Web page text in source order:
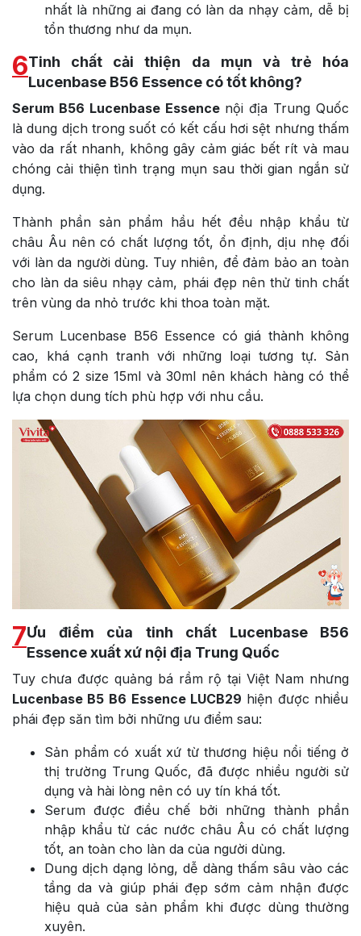
nhất là những ai đang có làn da nhạy cảm, dễ bị
tổn thương như da mụn.
6Tinh chất cải thiện da mụn và trẻ hóa
Lucenbase B56 Essence có tốt không?
Serum B56 Lucenbase Essencenội địa Trung Quốc
là dung dịch trong suốt có kết cấu hơi sệt nhưng thấm
vào da rất nhanh, không gây cảm giác bết rít và mau
chóng cải thiện tình trạng mụn sau thời gian ngắn sử
dụng.
Thành phần sản phẩm hầu hết đều nhập khẩu từ
châu Âu nên có chất lượng tốt, ổn định, dịu nhẹ đối
với làn da người dùng. Tuy nhiên, để đảm bảo an toàn
cho làn da siêu nhạy cảm, phái đẹp nên thử tinh chất
trên vùng da nhỏ trước khi thoa toàn mặt.
Serum Lucenbase B56 Essence có giá thành không
cao, khá cạnh tranh với những loại tương tự. Sản
phẩm có 2 size 15ml và 30ml nên khách hàng có thể
lựa chọn dung tích phù hợp với nhu cầu.
7Ưu điểm của tinh chất Lucenbase B56
Essence xuất xứ nội địa Trung Quốc
Tuy chưa được quảng bá rầm rộ tại Việt Nam nhưng
Lucenbase B5 B6 Essence LUCB29 hiện được nhiều
phái đẹp săn tìm bởi những ưu điểm sau:
Sản phẩm có xuất xứ từ thương hiệu nổi tiếng ở
thị trường Trung Quốc, đã được nhiều người sử
dụng và hài lòng nên có uy tín khá tốt.
Serum được điều chế bởi những thành phần
nhập khẩu từ các nước châu Âu có chất lượng
tốt, an toàn cho làn da của người dùng.
Dung dịch dạng lỏng, dễ dàng thấm sâu vào các
tầng da và giúp phái đẹp sớm cảm nhận được
hiệu quả của sản phẩm khi được dùng thường
xuyên.